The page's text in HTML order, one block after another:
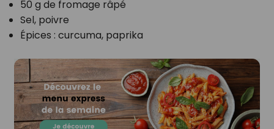
50 g de fromage râpé
Sel, poivre
Épices : curcuma, paprika